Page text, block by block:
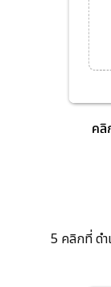
5 คลิกที่ ด